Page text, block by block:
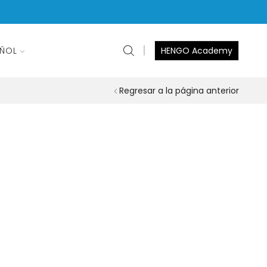
HENGO Academy
Regresar a la página anterior